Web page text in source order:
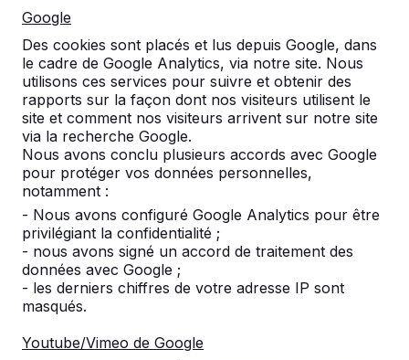
Google
Des cookies sont placés et lus depuis Google, dans
le cadre de Google Analytics, via notre site. Nous
utilisons ces services pour suivre et obtenir des
rapports sur la façon dont nos visiteurs utilisent le
site et comment nos visiteurs arrivent sur notre site
via la recherche Google.
Nous avons conclu plusieurs accords avec Google
pour protéger vos données personnelles,
notamment :
- Nous avons configuré Google Analytics pour être
privilégiant la confidentialité ;
- nous avons signé un accord de traitement des
données avec Google ;
- les derniers chiffres de votre adresse IP sont
masqués.
Youtube/Vimeo de Google
Couleur
Nombre
Ajouter à la commande
Ajouter à l’offre